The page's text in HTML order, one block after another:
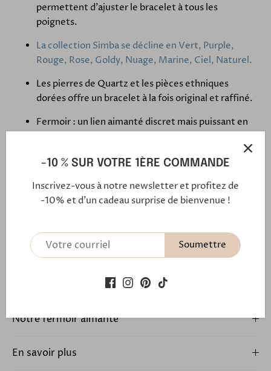
permettent d'ajuster le bracelet à tous les
poignets.
La collection Simba se décline en Vert, Purple,
Rouge, Rose, Goldy, Nuage, Marine, Ciel, Naturel.
Les pierres de Quartz et les pièces ethniques
dorées offre un bracelet à la fois original et raffiné.
Fermoir : un lien aimanté discret mais puissant en
l'attachement profond, de l'amour fidèle et de la
véritable amitié.
créateurs
Notre fermoir aimanté
En savoir plus
-10 % SUR VOTRE 1ÈRE COMMANDE
Inscrivez-vous à notre newsletter et profitez de
-10% et d'un cadeau surprise de bienvenue !
Soumettre